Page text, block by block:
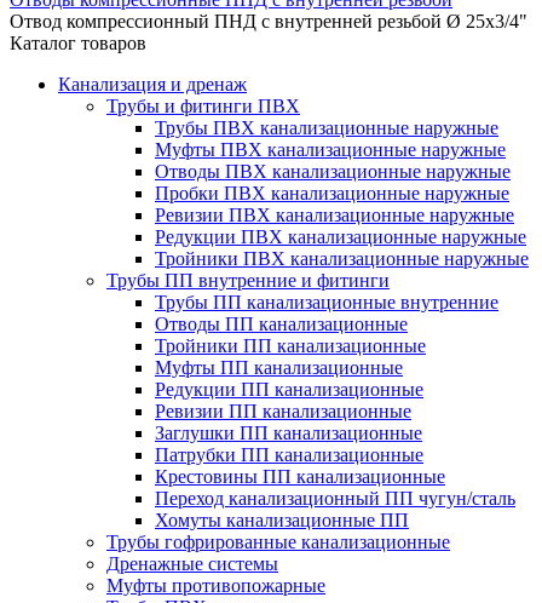
Отвод компрессионный ПНД с внутренней резьбой Ø 25х3/4"
Каталог товаров
Канализация и дренаж
Трубы и фитинги ПВХ
Трубы ПВХ канализационные наружные
Муфты ПВХ канализационные наружные
Отводы ПВХ канализационные наружные
Пробки ПВХ канализационные наружные
Ревизии ПВХ канализационные наружные
Редукции ПВХ канализационные наружные
Тройники ПВХ канализационные наружные
Трубы ПП внутренние и фитинги
Трубы ПП канализационные внутренние
Отводы ПП канализационные
Тройники ПП канализационные
Муфты ПП канализационные
Редукции ПП канализационные
Ревизии ПП канализационные
Заглушки ПП канализационные
Патрубки ПП канализационные
Крестовины ПП канализационные
Переход канализационный ПП чугун/сталь
Хомуты канализационные ПП
Трубы гофрированные канализационные
Дренажные системы
Муфты противопожарные